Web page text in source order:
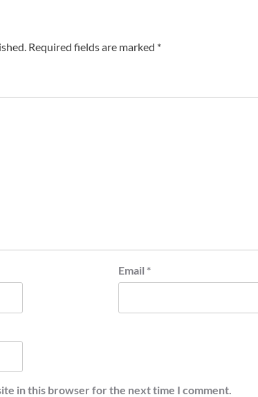
Required fields are marked *
Email *
in this browser for the next time I comment.